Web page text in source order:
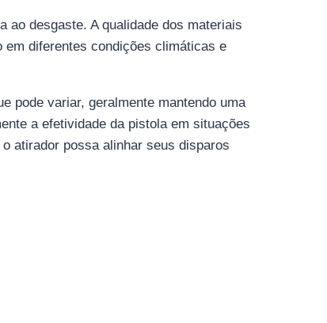
ao desgaste. A qualidade dos materiais
em diferentes condições climáticas e
pode variar, geralmente mantendo uma
a efetividade da pistola em situações
atirador possa alinhar seus disparos